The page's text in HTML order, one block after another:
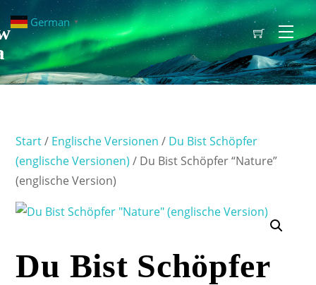
Start/ Englische Versionen / Du Bist Schöpfer
(englische Versionen) / Du Bist Schöpfer “Nature”
(englische Version)
Du Bist Schöpfer
German ▼